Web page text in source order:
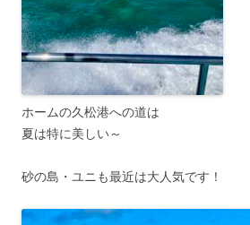
ホームの久松港への道は
夏は特に美しい～
砂の島・ユニも最近は大人気です！